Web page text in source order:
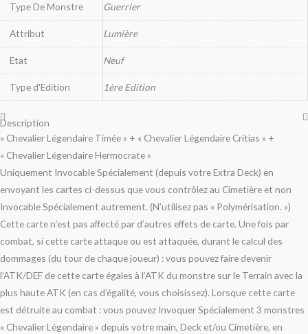
Type De Monstre Guerrier
Attribut Lumière
Etat Neuf
Type d'Edition 1ère Edition
Description
« Chevalier Légendaire Timée » + « Chevalier Légendaire Critias » +
« Chevalier Légendaire Hermocrate »
Uniquement Invocable Spécialement (depuis votre Extra Deck) en
envoyant les cartes ci-dessus que vous contrôlez au Cimetière et non
Invocable Spécialement autrement. (N’utilisez pas « Polymérisation. »)
Cette carte n’est pas affecté par d’autres effets de carte. Une fois par
combat, si cette carte attaque ou est attaquée, durant le calcul des
dommages (du tour de chaque joueur) : vous pouvez faire devenir
l’ATK/DEF de cette carte égales à l’ATK du monstre sur le Terrain avec la
plus haute ATK (en cas d’égalité, vous choisissez). Lorsque cette carte
est détruite au combat : vous pouvez Invoquer Spécialement 3 monstres
« Chevalier Légendaire » depuis votre main, Deck et/ou Cimetière, en